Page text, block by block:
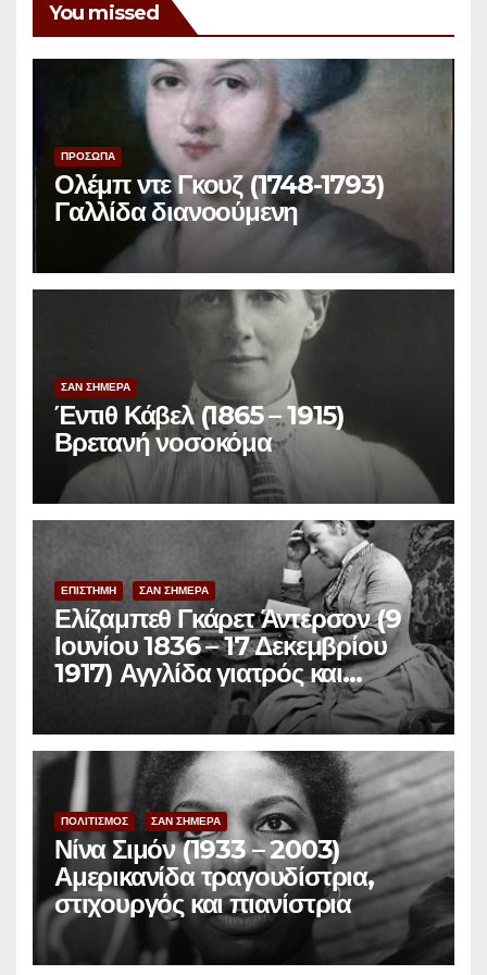
You missed
ΠΡΟΣΩΠΑ
Ολέμπ ντε Γκουζ (1748-1793)
Γαλλίδα διανοούμενη
ΣΑΝ ΣΗΜΕΡΑ
Έντιθ Κάβελ (1865 – 1915)
Βρετανή νοσοκόμα
ΕΠΙΣΤΗΜΗ ΣΑΝ ΣΗΜΕΡΑ
Ελίζαμπεθ Γκάρετ Άντερσον (9
Ιουνίου 1836 – 17 Δεκεμβρίου
1917) Αγγλίδα γιατρός και
ΠΟΛΙΤΙΣΜΟΣ ΣΑΝ ΣΗΜΕΡΑ
Νίνα Σιμόν (1933 – 2003)
Αμερικανίδα τραγουδίστρια,
στιχουργός και πιανίστρια